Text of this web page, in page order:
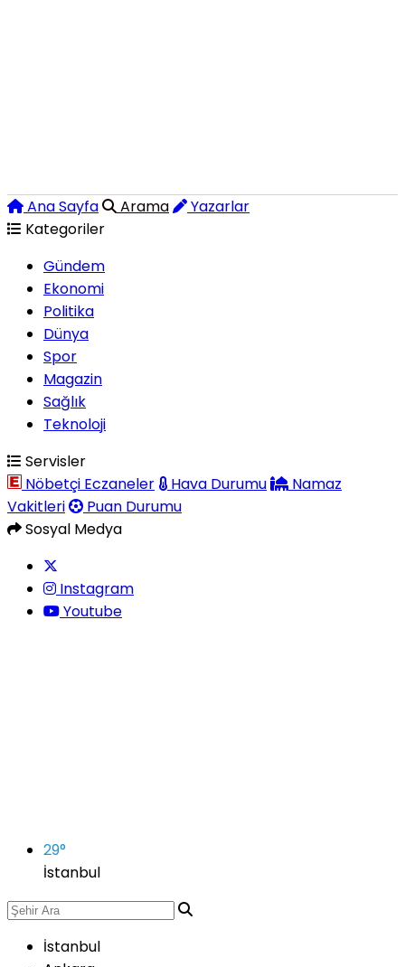
Ana Sayfa Arama
Yazarlar
Kategoriler
Gündem
Ekonomi
Politika
Dünya
Spor
Magazin
Sağlık
Teknoloji
Servisler
Nöbetçi Eczaneler
Hava Durumu
Namaz
Vakitleri
Puan Durumu
Sosyal Medya
Instagram
Youtube
29°
İstanbul
İstanbul